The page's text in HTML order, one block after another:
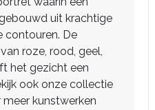
uit krachtige
contouren. De
roze, rood, geel,
het gezicht een
ook onze collectie
meer kunstwerken